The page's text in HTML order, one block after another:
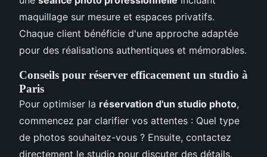
maquillage sur mesure et espaces privatifs.
Chaque client bénéficie d'une approche adaptée
pour des réalisations authentiques et mémorables.
Conseils pour réserver efficacement un studio à
Paris
Pour optimiser la réservation d'un studio photo,
commencez par clarifier vos attentes : Quel type
de photos souhaitez-vous ? Ensuite, contactez
directement le studio pour discuter des détails.